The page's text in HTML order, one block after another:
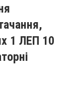
1 ЛЕП 10